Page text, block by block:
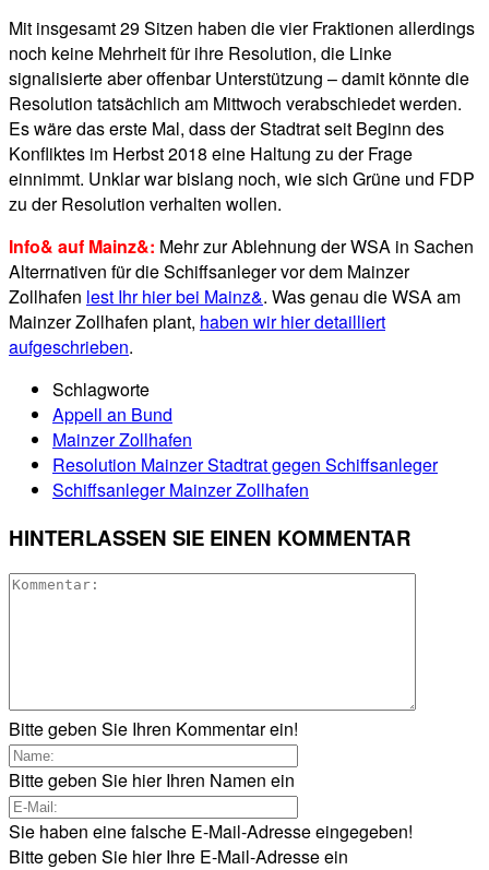
Mit insgesamt 29 Sitzen haben die vier Fraktionen allerdings
noch keine Mehrheit für ihre Resolution, die Linke
signalisierte aber offenbar Unterstützung – damit könnte die
Resolution tatsächlich am Mittwoch verabschiedet werden.
Es wäre das erste Mal, dass der Stadtrat seit Beginn des
Konfliktes im Herbst 2018 eine Haltung zu der Frage
einnimmt. Unklar war bislang noch, wie sich Grüne und FDP
zu der Resolution verhalten wollen.
Info& auf Mainz&: Mehr zur Ablehnung der WSA in Sachen
Alterrnativen für die Schiffsanleger vor dem Mainzer
Zollhafen lest Ihr hier bei Mainz&. Was genau die WSA am
Mainzer Zollhafen plant, haben wir hier detailliert
aufgeschrieben.
Schlagworte
Appell an Bund
Mainzer Zollhafen
Resolution Mainzer Stadtrat gegen Schiffsanleger
Schiffsanleger Mainzer Zollhafen
HINTERLASSEN SIE EINEN KOMMENTAR
Bitte geben Sie Ihren Kommentar ein!
Bitte geben Sie hier Ihren Namen ein
Sie haben eine falsche E-Mail-Adresse eingegeben!
Bitte geben Sie hier Ihre E-Mail-Adresse ein